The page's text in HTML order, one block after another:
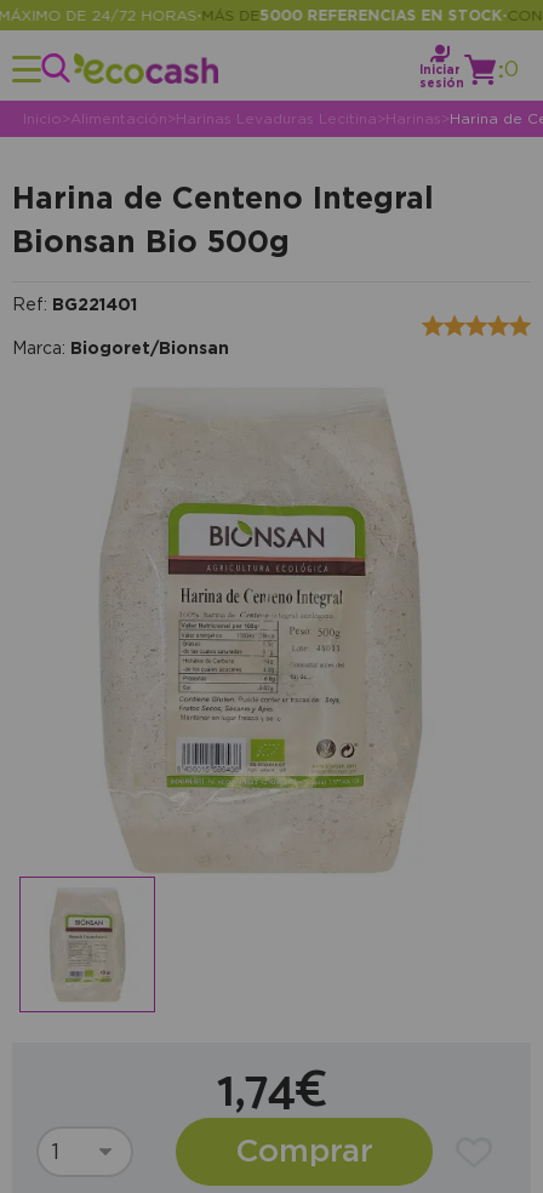
DE 24/72 HORAS•MÁS DE 5000 REFERENCIAS EN STOCK•
Iniciar
sesión
:0
Inicio> Alimentación>Harinas Levaduras Lecitina>Harinas >Harina de
Harina de Centeno Integral
Bionsan Bio 500g
Ref: BG221401
Marca: Biogoret/Bionsan
1,74€
Comprar